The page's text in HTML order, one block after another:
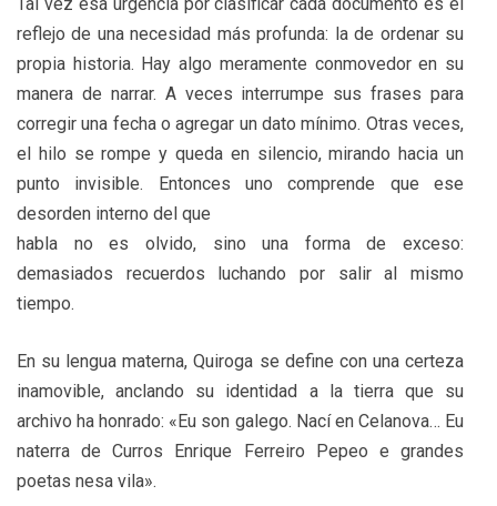
reflejo de una necesidad más profunda: la de ordenar su
propia historia. Hay algo meramente conmovedor en su
manera de narrar. A veces interrumpe sus frases para
corregir una fecha o agregar un dato mínimo. Otras veces,
el hilo se rompe y queda en silencio, mirando hacia un
punto invisible. Entonces uno comprende que ese
desorden interno del que
habla no es olvido, sino una forma de exceso:
demasiados recuerdos luchando por salir al mismo
tiempo.
En su lengua materna, Quiroga se define con una certeza
inamovible, anclando su identidad a la tierra que su
archivo ha honrado: «Eu son galego. Nací en Celanova… Eu
naterra de Curros Enrique Ferreiro Pepeo e grandes
poetas nesa vila».